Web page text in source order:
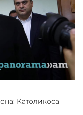
Католикоса